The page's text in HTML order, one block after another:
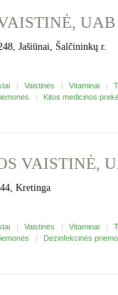
UAB
Jašiūnai, Šalčininkų r.
Vaistinės Vitaminai
Kitos medicinos
VAISTINĖ,
Kretinga
Vaistinės Vitaminai
Dezinfekcinės